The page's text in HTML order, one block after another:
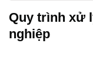
Quy trình xử
nghiệp